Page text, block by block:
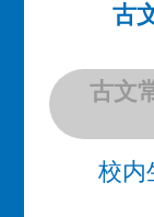
古
古文
校内